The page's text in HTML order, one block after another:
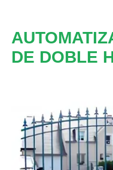
DE DOBLE